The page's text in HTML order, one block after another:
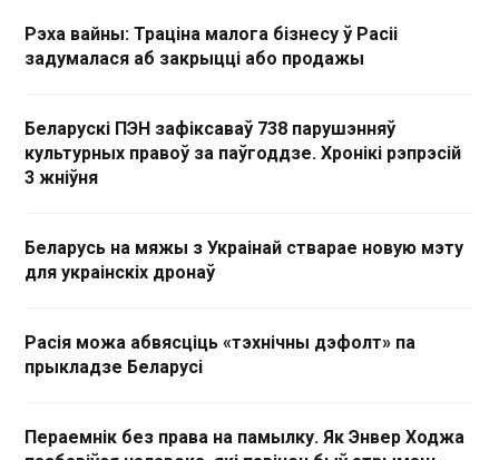
Рэха вайны: Траціна малога бізнесу ў Расіі
задумалася аб закрыцці або продажы
Беларускі ПЭН зафіксаваў 738 парушэнняў
культурных правоў за паўгоддзе. Хронікі рэпрэсій
3 жніўня
Беларусь на мяжы з Украінай стварае новую мэту
для украінскіх дронаў
Расія можа абвясціць «тэхнічны дэфолт» па
прыкладзе Беларусі
Пераемнік без права на памылку. Як Энвер Ходжа